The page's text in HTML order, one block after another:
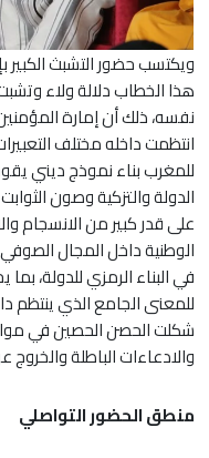
ويكتسب حضور التشبث
هذا الخطاب دلالة ولاء
نفسه، ذلك أن إمارة
انتظمت داخله مختلف
للمغرب بناء نموذج ديني
الدولة والتزكية وصون
على قدر كبير من الانسجام
الوطنية داخل المجال
في البناء الرمزي للدولة،
للمعنى الجامع الذي ينتظم
شكلت الحصن الحصين في
والادعاءات الباطلة والخروج
منطق الحضور التواصلي